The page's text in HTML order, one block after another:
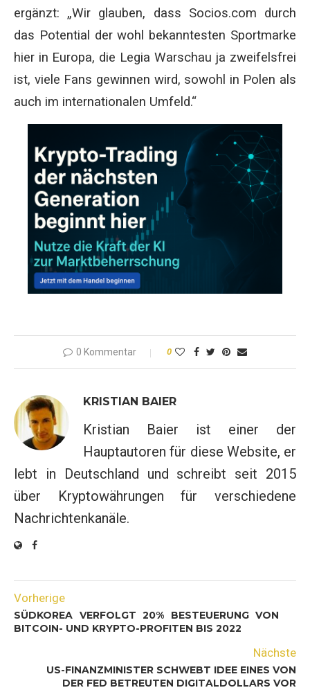
ergänzt: „Wir glauben, dass Socios.com durch
das Potential der wohl bekanntesten Sportmarke
hier in Europa, die Legia Warschau ja zweifelsfrei
ist, viele Fans gewinnen wird, sowohl in Polen als
auch im internationalen Umfeld.“
0 Kommentar 0
KRISTIAN BAIER
Kristian Baier ist einer der
Hauptautoren für diese Website, er
lebt in Deutschland und schreibt seit 2015
über Kryptowährungen für verschiedene
Nachrichtenkanäle.
Vorherige
SÜDKOREA VERFOLGT 20% BESTEUERUNG VON
BITCOIN- UND KRYPTO-PROFITEN BIS 2022
Nächste
US-FINANZMINISTER SCHWEBT IDEE EINES VON
DER FED BETREUTEN DIGITALDOLLARS VOR